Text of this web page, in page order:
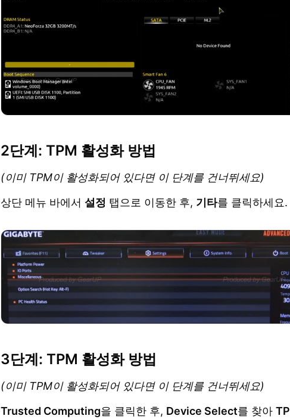
2단계: TPM 활성화 방법
(이미 TPM이 활성화되어 있다면 이 단계를 건너뛰세요)
상단 메뉴 바에서 설정 탭으로 이동한 후, 기타를 클릭하세요.
3단계: TPM 활성화 방법
(이미 TPM이 활성화되어 있다면 이 단계를 건너뛰세요)
Trusted Computing을 클릭한 후, Device Select를 찾아